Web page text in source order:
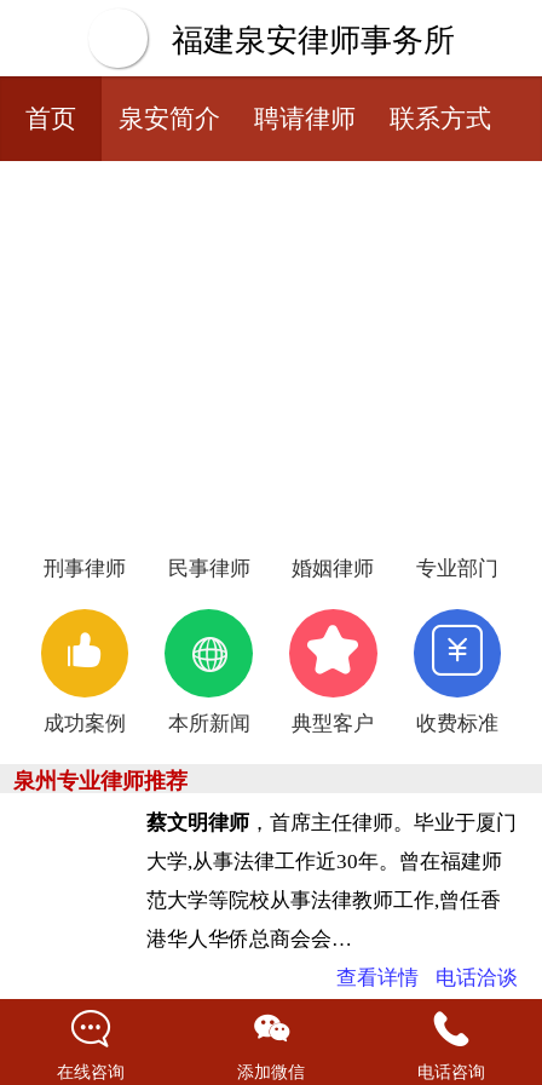
福建泉安律师事务所
首页 泉安简介 聘请律师 联系方式
刑事律师 民事律师 婚姻律师 专业部门
成功案例 本所新闻 典型客户 收费标准
泉州专业律师推荐
蔡文明律师 ，首席主任律师。毕业于厦门
大学,从事法律工作近30年。曾在福建师
范大学等院校从事法律教师工作,曾任香
港华人华侨总商会会…
查看详情
电话洽谈
，副主任律师，
具有贵州警官
学院、贵州大学法学专业双学历。有着深
在线咨询 添加微信 电话咨询